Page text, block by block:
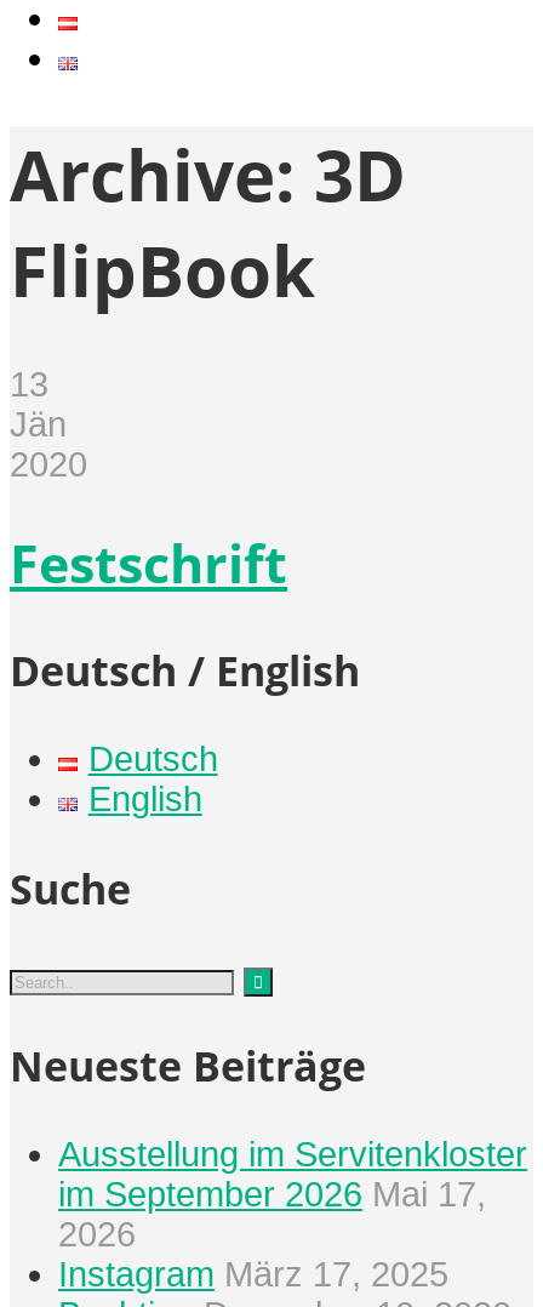
Archive: 3D
FlipBook
13
Jän
2020
Festschrift
Deutsch / English
Deutsch
English
Suche
Neueste Beiträge
Ausstellung im Servitenkloster
im September 2026 Mai 17,
2026
Instagram März 17, 2025